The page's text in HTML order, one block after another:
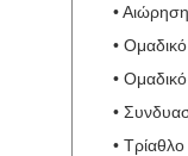
• Αιώρηση
• Ομαδικό
• Ομαδικό
•
• Τρίαθλο